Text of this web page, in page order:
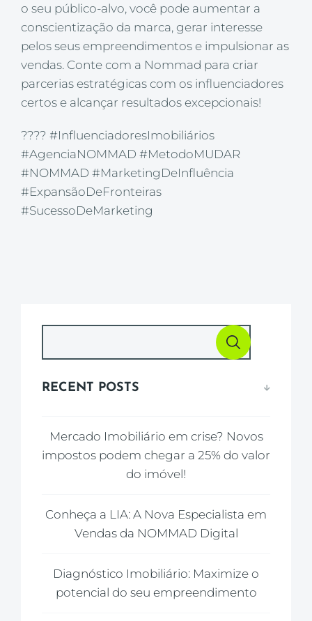
o seu público-alvo, você pode aumentar a
conscientização da marca, gerar interesse
pelos seus empreendimentos e impulsionar as
vendas. Conte com a Nommad para criar
parcerias estratégicas com os influenciadores
certos e alcançar resultados excepcionais!
???? #InfluenciadoresImobiliários
#AgenciaNOMMAD #MetodoMUDAR
#NOMMAD #MarketingDeInfluência
#ExpansãoDeFronteiras
#SucessoDeMarketing
RECENT POSTS
Mercado Imobiliário em crise? Novos
impostos podem chegar a 25% do valor
do imóvel!
Conheça a LIA: A Nova Especialista em
Vendas da NOMMAD Digital
Diagnóstico Imobiliário: Maximize o
potencial do seu empreendimento